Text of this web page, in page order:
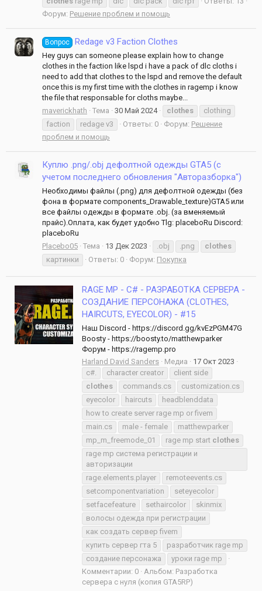
Форум: Решение проблем и помощь
Вопрос Redage v3 Faction Clothes
Hey guys can someone please explain how to change
clothes in the faction like lspd i have a pack of dlc cloths i
need to add that clothes to the lspd and remove the default
once this is my first time with the clothes in ragemp i know
the file that responsable for cloths maybe...
maverickhath
Тема 30 Май 2024 clothes
clothing
faction
redage v3 Ответы: 0 Форум: Решение
проблем и помощь
Куплю .png/.obj дефолтной одежды GTA5 (с
учетом последнего обновления "Авторазборка")
Необходимы файлы (.png) для дефолтной одежды (без
фона в формате components_Drawable_texture)GTA5 или
все файлы одежды в формате .obj. (за вменяемый
прайс).Оплата, как будет удобно Tlg: placeboRu Discord:
placeboRu
Placebo05 Тема 13 Дек 2023 .obj .png
clothes
картинки
Ответы: 0 Форум: Покупка
RAGE MP - C# - РАЗРАБОТКА СЕРВЕРА -
СОЗДАНИЕ ПЕРСОНАЖА (CLOTHES,
HAIRCUTS, EYECOLOR) - #15
Наш Discord - https://discord.gg/kvEzPGM47G
Boosty - https://boosty.to/matthewparker
Форум - https://ragemp.pro
Harland David Sanders
Медиа
17 Окт 2023
c#.
character creator
client side
clothes
commands.cs
customization.cs
eyecolor
haircuts
headblenddata
how to create server rage mp or fivem
main.cs
male - female
matthewparker
mp_m_freemode_01
rage mp start clothes
rage mp система регистрации и
авторизации
rage.elements.player
remoteevents.cs
setcomponentvariation
seteyecolor
setfacefeature
sethaircolor
skinmix
волосы одежда при регистрации
как создать сервер fivem
купить сервер гта 5
разработчик rage mp
создание персонажа
уроки rage mp
Комментарии: 0
Альбом: Разработка
сервера с нуля (копия GTA5RP)